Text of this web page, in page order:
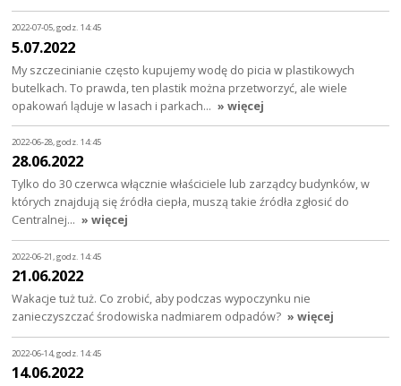
2022-07-05, godz. 14:45
5.07.2022
My szczecinianie często kupujemy wodę do picia w plastikowych
butelkach. To prawda, ten plastik można przetworzyć, ale wiele
opakowań ląduje w lasach i parkach… » więcej
2022-06-28, godz. 14:45
28.06.2022
Tylko do 30 czerwca włącznie właściciele lub zarządcy budynków, w
których znajdują się źródła ciepła, muszą takie źródła zgłosić do
Centralnej… » więcej
2022-06-21, godz. 14:45
21.06.2022
Wakacje tuż tuż. Co zrobić, aby podczas wypoczynku nie
zanieczyszczać środowiska nadmiarem odpadów? » więcej
2022-06-14, godz. 14:45
14.06.2022